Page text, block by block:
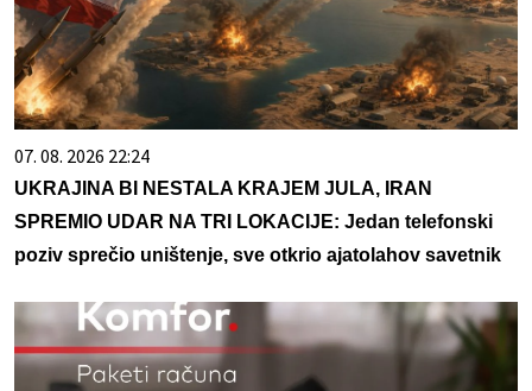
07. 08. 2026 22:24
UKRAJINA BI NESTALA KRAJEM JULA, IRAN
SPREMIO UDAR NA TRI LOKACIJE: Jedan telefonski
poziv sprečio uništenje, sve otkrio ajatolahov savetnik